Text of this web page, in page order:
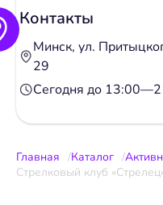
Контакты
Минск, ул.
29
Сегодня до
Главная Каталог
Стрелковый клуб